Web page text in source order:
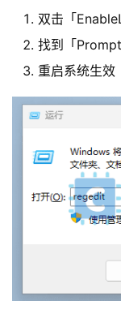
双击「
找到「
重启系统生效